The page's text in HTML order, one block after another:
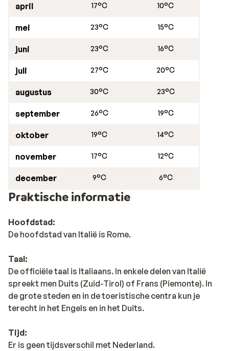
april 17°C 10°C
mei 23°C 15°C
juni 23°C 16°C
juli 27°C 20°C
augustus 30°C 23°C
september 26°C 19°C
oktober 19°C 14°C
november 17°C 12°C
december 9°C 6°C
Praktische informatie
Hoofdstad:
De hoofdstad van Italië is Rome.
Taal:
De officiële taal is Italiaans. In enkele delen van Italië
spreekt men Duits (Zuid-Tirol) of Frans (Piemonte). In
de grote steden en in de toeristische centra kun je
terecht in het Engels en in het Duits.
Tijd:
Er is geen tijdsverschil met Nederland.